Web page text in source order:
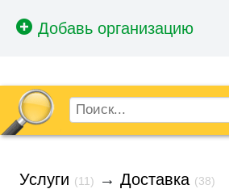
Услуги (11) → Доставка (38)